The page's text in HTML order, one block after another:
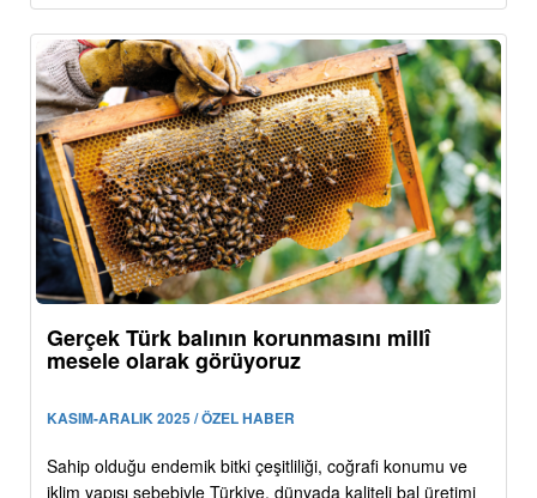
Gerçek Türk balının korunmasını millî
mesele olarak görüyoruz
KASIM-ARALIK 2025 / ÖZEL HABER
Sahip olduğu endemik bitki çeşitliliği, coğrafi konumu ve
iklim yapısı sebebiyle Türkiye, dünyada kaliteli bal üretimi